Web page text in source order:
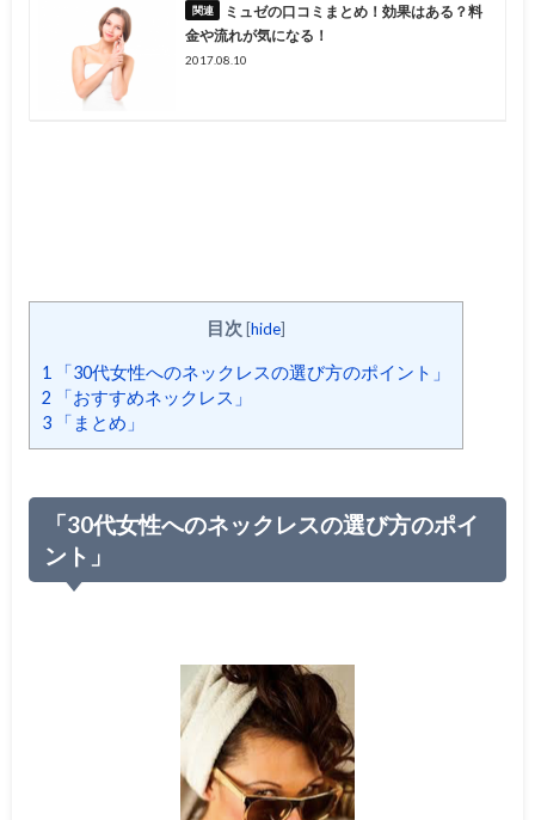
ミュゼの口コミまとめ！効果はある？料
金や流れが気になる！
2017.08.10
目次 [hide]
1「30代女性へのネックレスの選び方のポイント」
2 「おすすめネックレス」
3「まとめ」
「30代女性へのネックレスの選び方のポイ
ント」